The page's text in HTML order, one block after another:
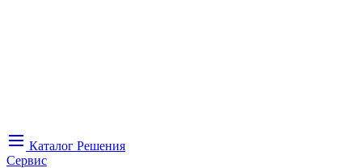
Каталог Решения
Сервис